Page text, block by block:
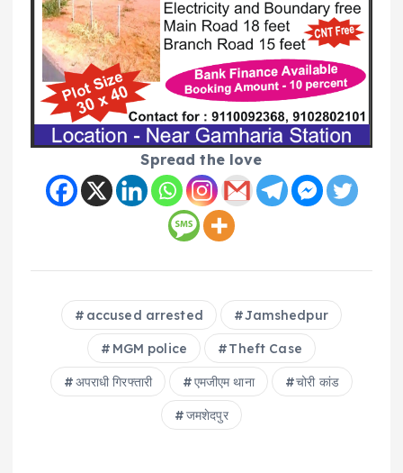
Spread the love
accused arrested Jamshedpur
MGM police Theft Case
अपराधी गिरफ्तारी एमजीएम थाना चोरी कांड
जमशेदपुर